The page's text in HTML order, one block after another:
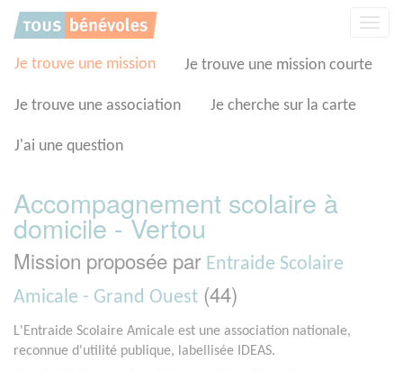
Je trouve une mission Je trouve une mission courte
Je trouve une association Je cherche sur la carte
J'ai une question
Accompagnement scolaire à
domicile - Vertou
Mission proposée par Entraide Scolaire
Amicale - Grand Ouest (44)
L'Entraide Scolaire Amicale est une association nationale,
reconnue d'utilité publique, labellisée IDEAS.
Panneau de gestion des cookies